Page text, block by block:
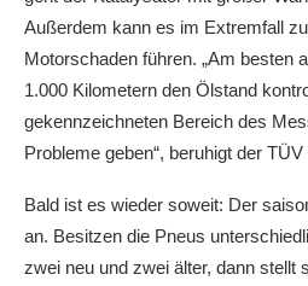
Außerdem kann es im Extremfall
Motorschaden führen. „Am besten
1.000 Kilometern den Ölstand
gekennzeichneten Bereich des
Probleme geben“, beruhigt der
Bald ist es wieder soweit: Der
an. Besitzen die Pneus
zwei neu und zwei älter, dann stellt